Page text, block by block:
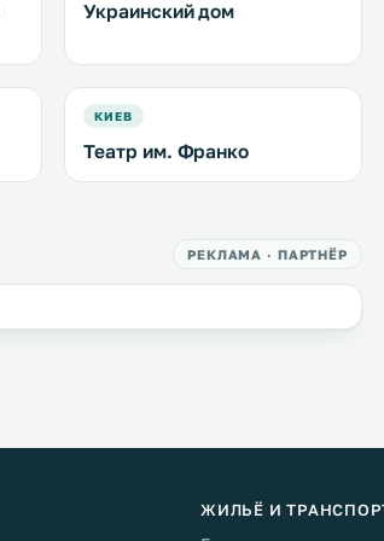
Украинский дом
КИЕВ
Театр им. Франко
РЕКЛАМА · ПАРТНЁР
ЖИЛЬЁ И